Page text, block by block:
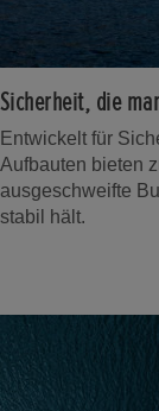
Sicherheit, die
Entwickelt für
Aufbauten bieten
ausgeschweifte
stabil hält.